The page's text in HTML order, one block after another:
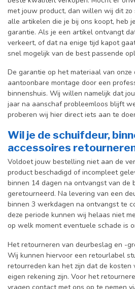
met jouw product, dan willen wij dit zo
alle artikelen die je bij ons koopt, heb
garantie. Als je een artikel ontvangt
verkeert, of dat na enige tijd kapot
snel mogelijk van de best passende
De garantie op het materiaal van onze
aantoonbare montage door een
binnenshuis. Wij willen namelijk dat
jaar na aanschaf probleemloos blijft
proberen wij hier direct iets aan te
Wil je de schuifdeur,
accessoires
Voldoet jouw bestelling niet aan de
product beschadigd of incompleet
binnen 14 dagen na ontvangst van de
geretourneerd. Na levering van een
binnen 3 werkdagen na ontvangst te
deze periode kunnen wij helaas niet
op welk moment eventuele schade is
Het retourneren van deurbeslag en -
Wij kunnen hiervoor een retourlabel
retourreden kan het zijn dat de
eigen rekening zijn. Voor het